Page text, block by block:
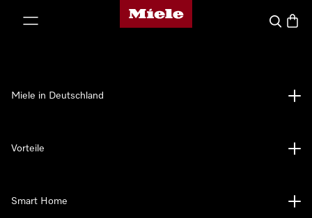
Miele-Homepage
Suche
Miele in Deutschland
Vorteile
Smart Home